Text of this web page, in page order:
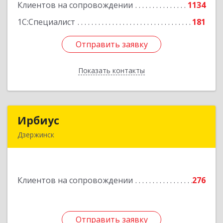
Клиентов на сопровождении
1134
1С:Специалист
181
Отправить заявку
Показать контакты
Подробнее
Отправить заявку
Назад
Ирбиус
Дзержинск
Клиентов на сопровождении 276
Отправить заявку
Подробнее
Отправить заявку